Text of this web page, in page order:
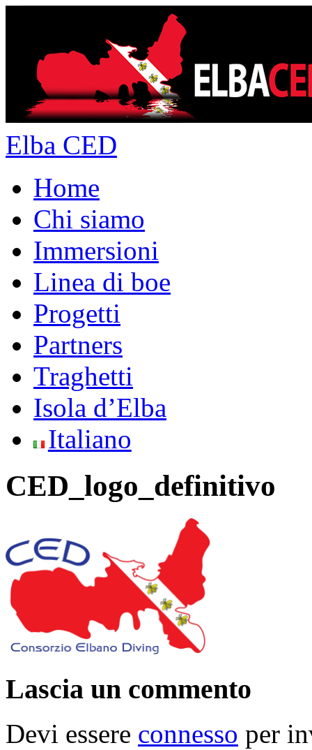
Elba CED
Home
Chi siamo
Immersioni
Linea di boe
Progetti
Partners
Traghetti
Isola d’Elba
Italiano
CED_logo_definitivo
Lascia un commento
Devi essere connesso per